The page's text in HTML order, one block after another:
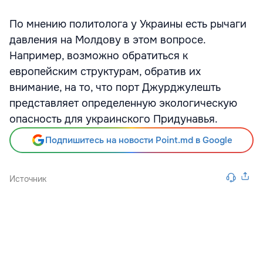
По мнению политолога у Украины есть рычаги
давления на Молдову в этом вопросе.
Например, возможно обратиться к
европейским структурам, обратив их
внимание, на то, что порт Джурджулешть
представляет определенную экологическую
опасность для украинского Придунавья.
Подпишитесь на новости Point.md в Google
Источник